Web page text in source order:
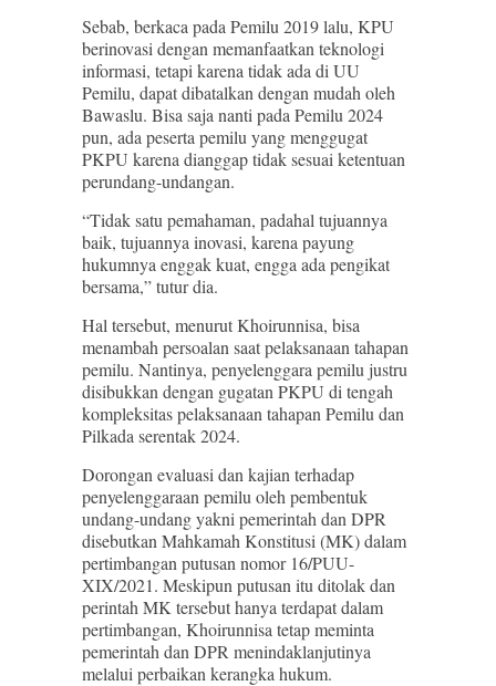
Sebab, berkaca pada Pemilu 2019 lalu, KPU
berinovasi dengan memanfaatkan teknologi
informasi, tetapi karena tidak ada di UU
Pemilu, dapat dibatalkan dengan mudah oleh
Bawaslu. Bisa saja nanti pada Pemilu 2024
pun, ada peserta pemilu yang menggugat
PKPU karena dianggap tidak sesuai ketentuan
perundang-undangan.
“Tidak satu pemahaman, padahal tujuannya
baik, tujuannya inovasi, karena payung
hukumnya enggak kuat, engga ada pengikat
bersama,” tutur dia.
Hal tersebut, menurut Khoirunnisa, bisa
menambah persoalan saat pelaksanaan tahapan
pemilu. Nantinya, penyelenggara pemilu justru
disibukkan dengan gugatan PKPU di tengah
kompleksitas pelaksanaan tahapan Pemilu dan
Pilkada serentak 2024.
Dorongan evaluasi dan kajian terhadap
penyelenggaraan pemilu oleh pembentuk
undang-undang yakni pemerintah dan DPR
disebutkan Mahkamah Konstitusi (MK) dalam
pertimbangan putusan nomor 16/PUU-
XIX/2021. Meskipun putusan itu ditolak dan
perintah MK tersebut hanya terdapat dalam
pertimbangan, Khoirunnisa tetap meminta
pemerintah dan DPR menindaklanjutinya
melalui perbaikan kerangka hukum.